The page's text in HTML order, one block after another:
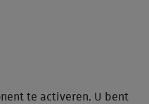
te activeren. U bent